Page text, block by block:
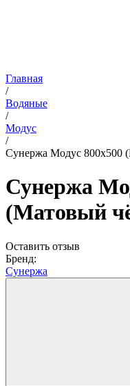
Главная
/
Водяные
/
Модус
/
Сунержа Модус 800х500
Сунержа
(Матовый
Оставить отзыв
Бренд:
Сунержа